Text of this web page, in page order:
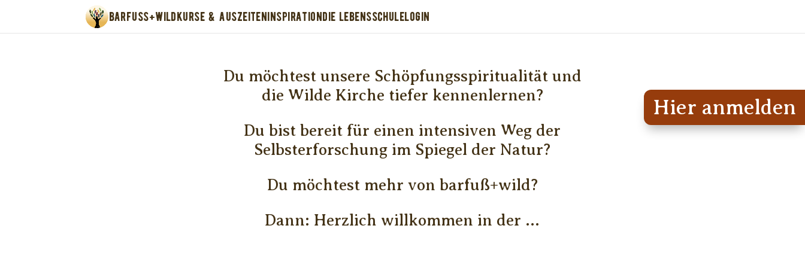
BARFUSS+WILDKURSE & AUSZEITENINSPIRATIONDIE LEBENSSCHULELOGIN
Du möchtest unsere Schöpfungsspiritualität und
die Wilde Kirche tiefer kennenlernen?
Du bist bereit für einen intensiven Weg der
Selbsterforschung im Spiegel der Natur?
Du möchtest mehr von barfuß+wild?
Dann: Herzlich willkommen in der ...
Hier anmelden